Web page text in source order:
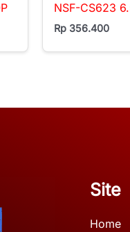
NSF-CS623
Rp 356.400
Site
Home